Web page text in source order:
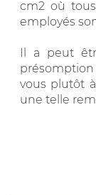
cm2 où
employés
Il a peut
vous plutôt
une telle